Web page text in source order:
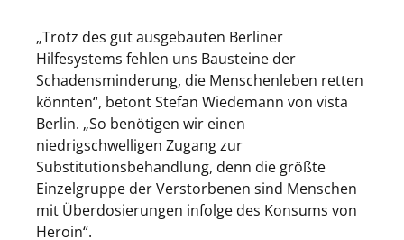
„Trotz des gut ausgebauten Berliner
Hilfesystems fehlen uns Bausteine der
Schadensminderung, die Menschenleben retten
könnten“, betont Stefan Wiedemann von vista
Berlin. „So benötigen wir einen
niedrigschwelligen Zugang zur
Substitutionsbehandlung, denn die größte
Einzelgruppe der Verstorbenen sind Menschen
mit Überdosierungen infolge des Konsums von
Heroin“.